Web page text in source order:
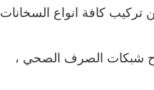
تركيب كافة انواع السخانات
شبكات الصرف الصحي ،